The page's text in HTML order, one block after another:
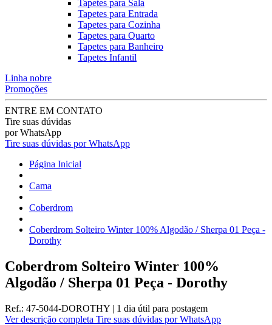
Tapetes para Sala
Tapetes para Entrada
Tapetes para Cozinha
Tapetes para Quarto
Tapetes para Banheiro
Tapetes Infantil
Linha nobre
Promoções
ENTRE EM CONTATO
Tire suas dúvidas
por WhatsApp
Tire suas dúvidas por WhatsApp
Página Inicial
Cama
Coberdrom
Coberdrom Solteiro Winter 100% Algodão / Sherpa 01 Peça -
Dorothy
Coberdrom Solteiro Winter 100%
Algodão / Sherpa 01 Peça - Dorothy
Ref.: 47-5044-DOROTHY | 1 dia útil para postagem
Ver descrição completa Tire suas dúvidas por WhatsApp